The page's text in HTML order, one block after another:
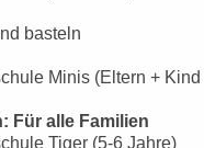
basteln
Minis (Eltern + Kind
Für alle Familien
Tiger (5-6 Jahre)